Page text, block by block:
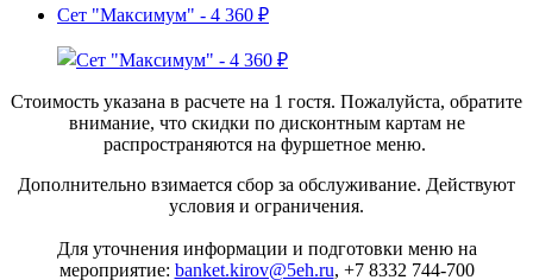
Сет "Максимум" - 4 360 ₽
Стоимость указана в расчете на 1 гостя. Пожалуйста, обратите
внимание, что скидки по дисконтным картам не
распространяются на фуршетное меню.
Дополнительно взимается сбор за обслуживание. Действуют
условия и ограничения.
Для уточнения информации и подготовки меню на
мероприятие: banket.kirov@5eh.ru, +7 8332 744-700